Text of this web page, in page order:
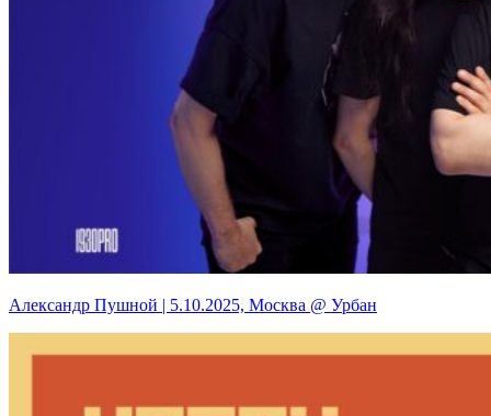
Александр Пушной | 5.10.2025, Москва @ Урбан